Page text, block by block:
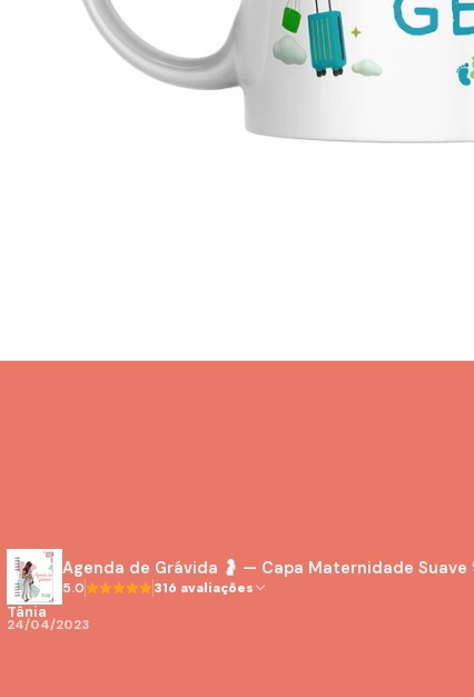
Agenda de Grávida 🤰 — Capa Maternidade Suave
5.0 316 avaliações
Tânia
24/04/2023